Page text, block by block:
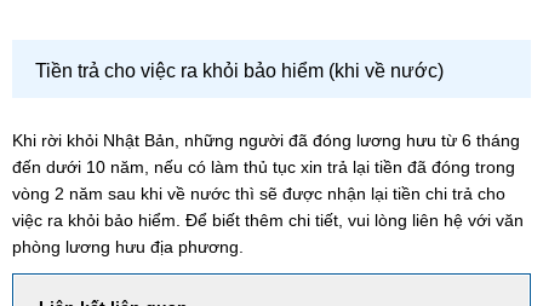
Tiền trả cho việc ra khỏi bảo hiểm (khi về nước)
Khi rời khỏi Nhật Bản, những người đã đóng lương hưu từ 6 tháng
đến dưới 10 năm, nếu có làm thủ tục xin trả lại tiền đã đóng trong
vòng 2 năm sau khi về nước thì sẽ được nhận lại tiền chi trả cho
việc ra khỏi bảo hiểm. Để biết thêm chi tiết, vui lòng liên hệ với văn
phòng lương hưu địa phương.